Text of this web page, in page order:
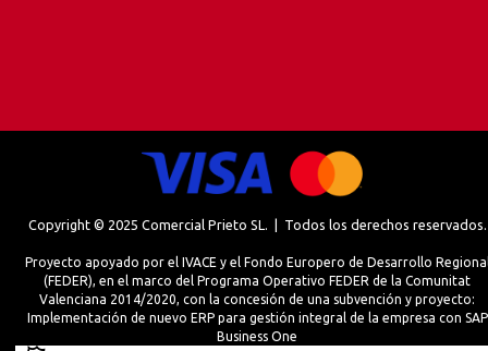
Copyright © 2025 Comercial Prieto SL. | Todos los derechos reservados.
Proyecto apoyado por el IVACE y el Fondo Europero de Desarrollo
(FEDER), en el marco del Programa Operativo FEDER de la Comunitat
Valenciana 2014/2020, con la concesión de una subvención y proyecto:
Implementación de nuevo ERP para gestión integral de la empresa con SAP
Business One